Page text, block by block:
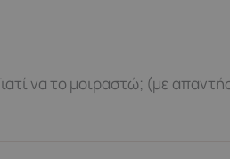
να το μοιραστώ; (με